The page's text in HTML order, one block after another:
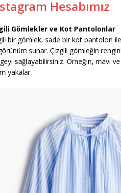
Hesabımız
Gömlekler ve Kot Pantolonlar
bir gömlek, sade bir kot pantolon
sunar. Çizgili gömleğin
sağlayabilirsiniz. Örneğin, mavi
yakalar.